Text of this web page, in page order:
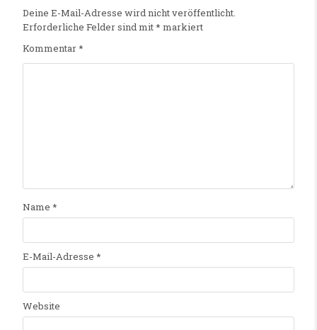
Deine E-Mail-Adresse wird nicht veröffentlicht.
Erforderliche Felder sind mit* markiert
Kommentar*
Name *
E-Mail-Adresse *
Website